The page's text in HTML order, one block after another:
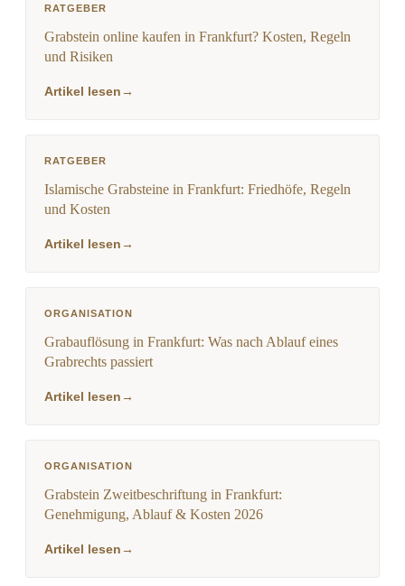
RATGEBER
Grabstein online kaufen in Frankfurt? Kosten, Regeln
und Risiken
Artikel lesen→
RATGEBER
Islamische Grabsteine in Frankfurt: Friedhöfe, Regeln
und Kosten
Artikel lesen→
ORGANISATION
Grabauflösung in Frankfurt: Was nach Ablauf eines
Grabrechts passiert
Artikel lesen→
ORGANISATION
Grabstein Zweitbeschriftung in Frankfurt:
Genehmigung, Ablauf & Kosten 2026
Artikel lesen→